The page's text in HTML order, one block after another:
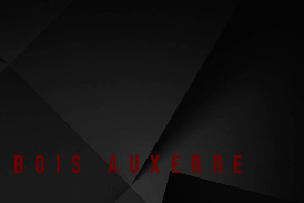
cookies
bois Auxerre